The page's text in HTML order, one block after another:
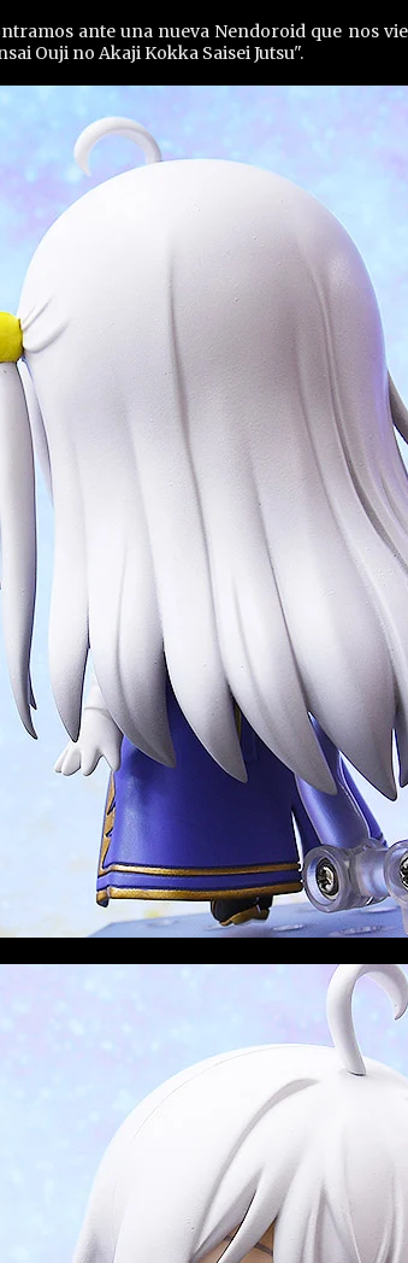
ante una nueva Nendoroid que nos
Ouji no Akaji Kokka Saisei Jutsu".